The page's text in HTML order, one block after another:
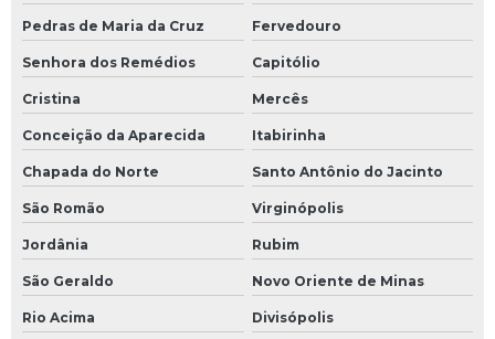
Pedras de Maria da Cruz Fervedouro
Senhora dos Remédios Capitólio
Cristina Mercês
Conceição da Aparecida Itabirinha
Chapada do Norte Santo Antônio do Jacinto
São Romão Virginópolis
Jordânia Rubim
São Geraldo Novo Oriente de Minas
Rio Acima Divisópolis